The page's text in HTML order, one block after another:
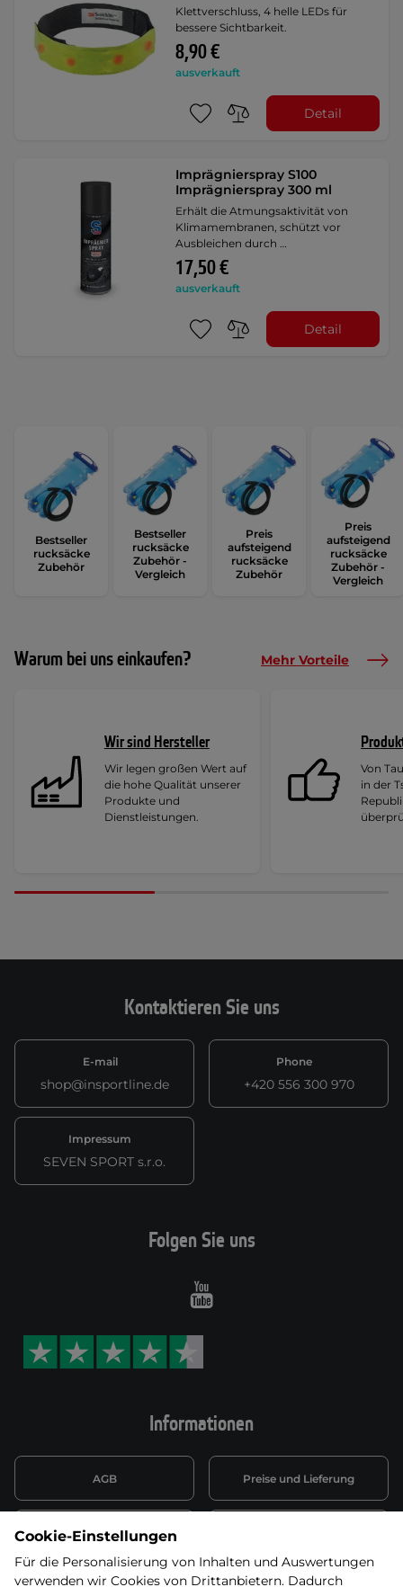
Klettverschluss, 4 helle LEDs für
bessere Sichtbarkeit.
8,90 €
ausverkauft
Detail
Imprägnierspray S100
Imprägnierspray 300 ml
Erhält die Atmungsaktivität von
Klimamembranen, schützt vor
Ausbleichen durch …
17,50 €
ausverkauft
Detail
Bestseller
rucksäcke
Zubehör
Bestseller
rucksäcke
Zubehör -
Vergleich
Preis
aufsteigend
rucksäcke
Zubehör
Preis
aufsteigend
rucksäcke
Zubehör -
Vergleich
Warum bei uns einkaufen? Mehr Vorteile
Wir sind Hersteller
Wir legen großen Wert auf
die hohe Qualität unserer
Produkte und
Dienstleistungen.
Von
in der
Kontaktieren Sie uns
E-mail
shop@insportline.de
Phone
+420 556 300 970
Impressum
SEVEN SPORT s.r.o.
Informationen
AGB Preise und Lieferung
Datenschutzerklärung
Wiederufsbelehrung mit Link
Folgen Sie uns
Youtube
Cookie-Einstellungen
Für die Personalisierung von Inhalten und Auswertungen
verwenden wir Cookies von Drittanbietern. Dadurch